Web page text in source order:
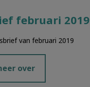
februari 2019
van februari 2019
over